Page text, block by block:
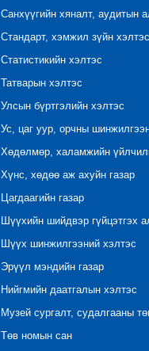
Санхүүгийн хяналт, аудитын
Стандарт, хэмжил зүйн хэлтэс
Статистикийн хэлтэс
Татварын хэлтэс
Улсын бүртгэлийн хэлтэс
Ус, цаг уур, орчны
Хөдөлмөр, халамжийн
Хүнс, хөдөө аж ахуйн газар
Цагдаагийн газар
Шүүхийн шийдвэр гүйцэтгэх
Шүүх шинжилгээний хэлтэс
Эрүүл мэндийн газар
Нийгмийн даатгалын хэлтэс
Музей сургалт, судалгааны
Төв номын сан